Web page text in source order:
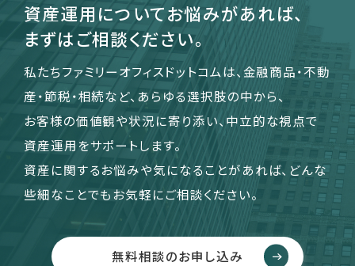
資産運用についてお悩みがあれば、
まずはご相談ください。
私たちファミリーオフィスドットコムは、金融商品・不動
産・節税・相続など、あらゆる選択肢の中から、
お客様の価値観や状況に寄り添い、中立的な視点で
資産運用をサポートします。
資産に関するお悩みや気になることがあれば、どんな
些細なことでもお気軽にご相談ください。
無料相談のお申し込み